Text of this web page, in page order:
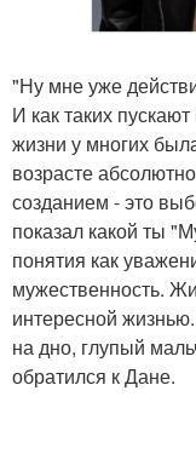
"Ну мне уже
И как таких
жизни у многих
возрасте
созданием - это
показал какой ты
понятия как
мужественность.
интересной
на дно, глупый
обратился к Дане.